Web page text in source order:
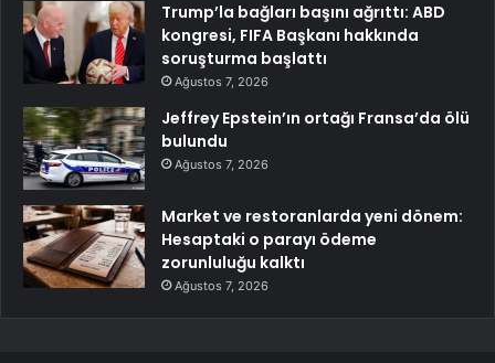
Trump’la bağları başını ağrıttı: ABD
kongresi, FIFA Başkanı hakkında
soruşturma başlattı
Ağustos 7, 2026
Jeffrey Epstein’ın ortağı Fransa’da ölü
bulundu
Ağustos 7, 2026
Market ve restoranlarda yeni dönem:
Hesaptaki o parayı ödeme
zorunluluğu kalktı
Ağustos 7, 2026